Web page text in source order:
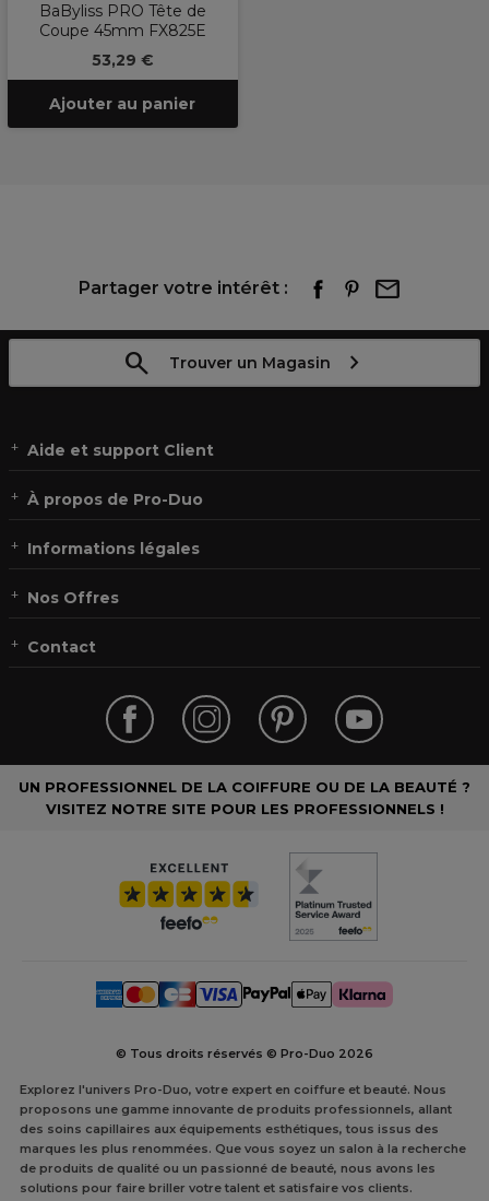
BaByliss PRO Tête de
Coupe 45mm FX825E
53,29 €
Ajouter au panier
Partager votre intérêt :
Trouver un Magasin
Aide et support Client
À propos de Pro-Duo
Informations légales
Nos Offres
Contact
UN PROFESSIONNEL DE LA COIFFURE OU DE LA BEAUTÉ ?
VISITEZ NOTRE SITE POUR LES PROFESSIONNELS !
© Tous droits réservés © Pro-Duo 2026
Explorez l'univers Pro-Duo, votre expert en coiffure et beauté. Nous
proposons une gamme innovante de produits professionnels, allant
des soins capillaires aux équipements esthétiques, tous issus des
marques les plus renommées. Que vous soyez un salon à la recherche
de produits de qualité ou un passionné de beauté, nous avons les
solutions pour faire briller votre talent et satisfaire vos clients.